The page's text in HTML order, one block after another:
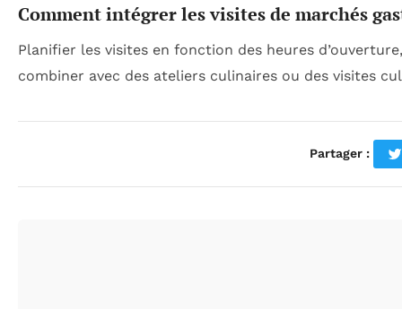
Comment intégrer les visites de marchés
Planifier les visites en fonction des heures
combiner avec des ateliers culinaires ou des visites
Partager :